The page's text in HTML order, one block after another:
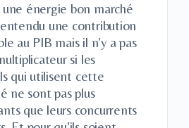
une énergie bon marché
une contribution
au PIB mais il n’y a pas
si les
qui utilisent cette
ne sont pas plus
que leurs concurrents